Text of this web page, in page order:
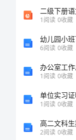
1阅读 0收藏
幼儿园小
6阅读 0收藏
办公室工
1阅读 0收藏
单位实习
1阅读 0收藏
2阅读 0收藏